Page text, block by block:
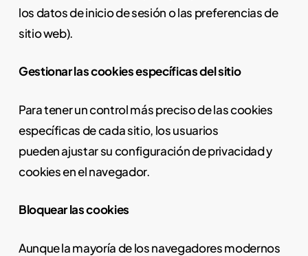
los datos de inicio de sesión o las preferencias de
sitio web).
Gestionar las cookies específicas del sitio
Para tener un control más preciso de las cookies
específicas de cada sitio, los usuarios
pueden ajustar su configuración de privacidad y
cookies en el navegador.
Bloquear las cookies
Aunque la mayoría de los navegadores modernos